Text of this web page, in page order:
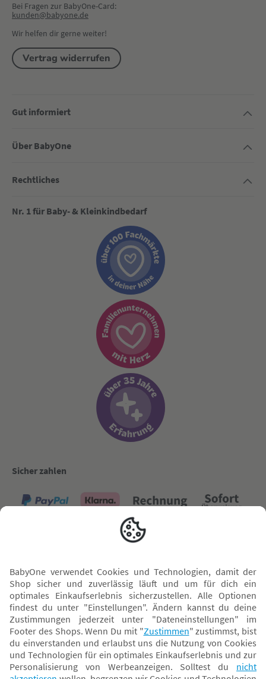
Bei Fragen zur BabyOne-Card:
kunden@babyone.de
Wir helfen dir gerne weiter!
Vertrag widerrufen
Gut informiert
Über BabyOne
Rechtliches
Nr. 1 für Baby- & Kleinkindbedarf
Sicher zahlen
Versand mit
* Alle Preise inkl. MwSt. und ggf. zzgl.Versandkosten. Der dargestellte Preis gilt -
abhängig von der von dir gewählten Option - im BabyOne-Onlineshop oder bei